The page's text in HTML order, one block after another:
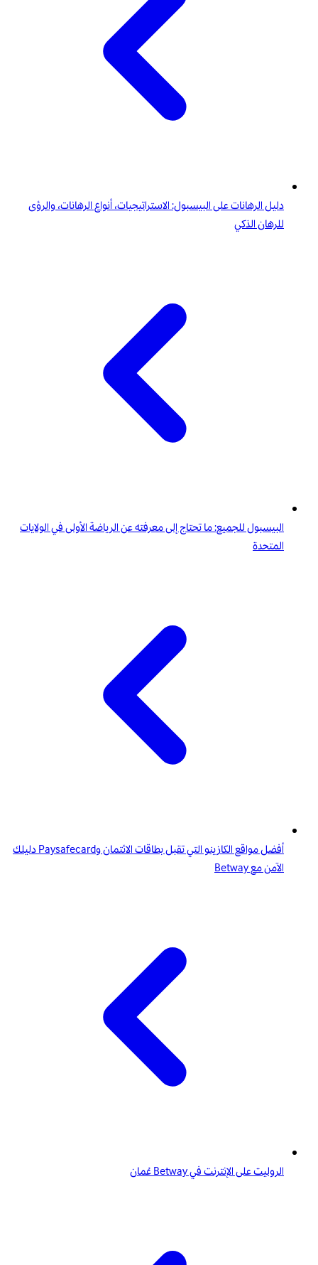
دليل الرهانات على البيسبول: الاستراتيجيات، أنواع الرهانات، والرؤى
للرهان الذكي
البيسبول للجميع: ما تحتاج إلى معرفته عن الرياضة الأولى في الولايات
المتحدة
أفضل مواقع الكازينو التي تقبل بطاقات الائتمان وPaysafecard دليلك
الآمن مع Betway
الروليت على الإنترنت في Betway عُمان